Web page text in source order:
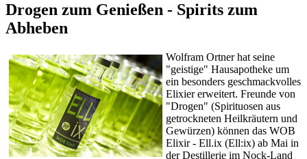
Drogen zum Genießen - Spirits zum
Abheben
Wolfram Ortner hat seine
"geistige" Hausapotheke um
ein besonders geschmackvolles
Elixier erweitert. Freunde von
"Drogen" (Spirituosen aus
getrockneten Heilkräutern und
Gewürzen) können das WOB
Elixir - Ell.ix (Ell:ix) ab Mai in
der Destillerie im Nock-Land